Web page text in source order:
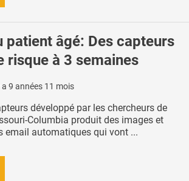
patient âgé: Des capteurs
risque à 3 semaines
a 9 années 11 mois
développé par les chercheurs de
Columbia produit des images et
email automatiques qui vont ...